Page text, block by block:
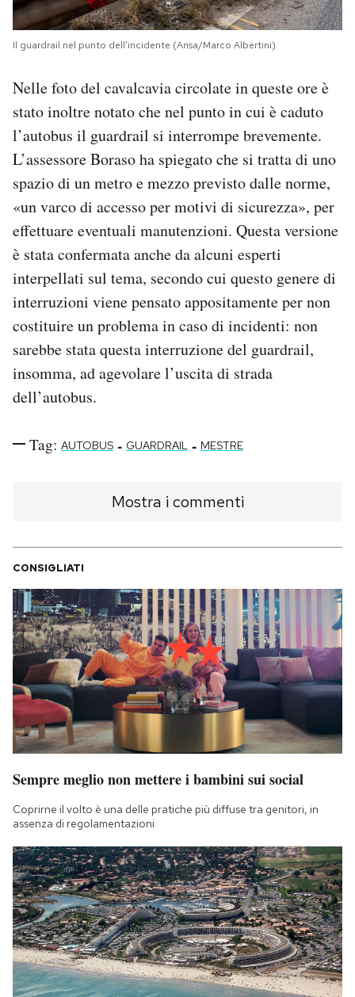
Il guardrail nel punto dell’incidente (Ansa/Marco Albertini)
Nelle foto del cavalcavia circolate in queste ore è
stato inoltre notato che nel punto in cui è caduto
l’autobus il guardrail si interrompe brevemente.
L’assessore Boraso ha spiegato che si tratta di uno
spazio di un metro e mezzo previsto dalle norme,
«un varco di accesso per motivi di sicurezza», per
effettuare eventuali manutenzioni. Questa versione
è stata confermata anche da alcuni esperti
interpellati sul tema, secondo cui questo genere di
interruzioni viene pensato appositamente per non
costituire un problema in caso di incidenti: non
sarebbe stata questa interruzione del guardrail,
insomma, ad agevolare l’uscita di strada
dell’autobus.
Tag: AUTOBUS - GUARDRAIL - MESTRE
Mostra i commenti
CONSIGLIATI
Sempre meglio non mettere i bambini sui social
Coprirne il volto è una delle pratiche più diffuse tra genitori, in
assenza di regolamentazioni